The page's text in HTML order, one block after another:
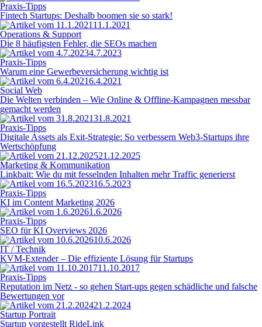
Praxis-Tipps
Fintech Startups: Deshalb boomen sie so stark!
11.1.2021
Operations & Support
Die 8 häufigsten Fehler, die SEOs machen
4.7.2023
Praxis-Tipps
Warum eine Gewerbeversicherung wichtig ist
6.4.2021
Social Web
Die Welten verbinden – Wie Online & Offline-Kampagnen messbar
gemacht werden
31.8.2021
Praxis-Tipps
Digitale Assets als Exit-Strategie: So verbessern Web3-Startups ihre
Wertschöpfung
21.12.2025
Marketing & Kommunikation
Linkbait: Wie du mit fesselnden Inhalten mehr Traffic generierst
16.5.2023
Praxis-Tipps
KI im Content Marketing 2026
1.6.2026
Praxis-Tipps
SEO für KI Overviews 2026
10.6.2026
IT / Technik
KVM-Extender – Die effiziente Lösung für Startups
11.10.2017
Praxis-Tipps
Reputation im Netz - so gehen Start-ups gegen schädliche und falsche
Bewertungen vor
21.2.2024
Startup Portrait
Startup vorgestellt RideLink